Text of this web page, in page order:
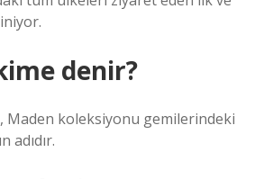
denir?
Maden koleksiyonu gemilerindeki
adıdır.